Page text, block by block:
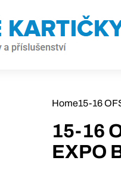
Home15-16
15-16
EXPO